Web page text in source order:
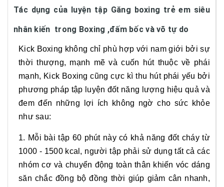
Tác dụng của luyện tập Găng boxing trẻ em siêu
nhân kiến trong Boxing ,đấm bốc và võ tự do
Kick Boxing không chỉ phù hợp với nam giới bởi sự
thời thượng, mạnh mẽ và cuốn hút thuộc về phái
mạnh, Kick Boxing cũng cực kì thu hút phái yếu bởi
phương pháp tập luyện đốt năng lượng hiệu quả và
đem đến những lợi ích không ngờ cho sức khỏe
như sau:
1. Mỗi bài tập 60 phút này có khả năng đốt cháy từ
1000 - 1500 kcal, người tập phải sử dụng tất cả các
nhóm cơ và chuyển động toàn thân khiến vóc dáng
săn chắc đồng bộ đồng thời giúp giảm cân nhanh,